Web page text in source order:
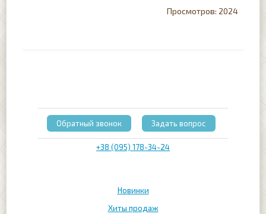
2024
Новинки
Хиты продаж
+38 (095) 178-34-24
Обратный звонок Задать вопрос